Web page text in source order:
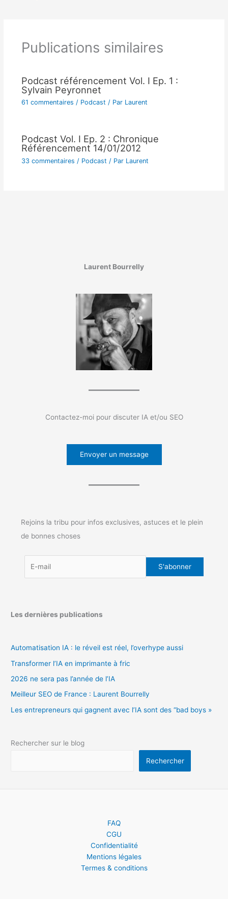
Publications similaires
Podcast référencement Vol. I Ep. 1 :
Sylvain Peyronnet
61 commentaires / Podcast / Par Laurent
Podcast Vol. I Ep. 2 : Chronique
Référencement 14/01/2012
33 commentaires / Podcast / Par Laurent
Laurent Bourrelly
Contactez-moi pour discuter IA et/ou SEO
Envoyer un message
Rejoins la tribu pour infos exclusives, astuces et le plein
de bonnes choses
Les dernières publications
Automatisation IA : le réveil est réel, l’overhype aussi
Transformer l’IA en imprimante à fric
2026 ne sera pas l’année de l’IA
Meilleur SEO de France : Laurent Bourrelly
Les entrepreneurs qui gagnent avec l’IA sont des “bad boys »
Rechercher sur le blog
Rechercher
FAQ
CGU
Confidentialité
Mentions légales
Termes & conditions